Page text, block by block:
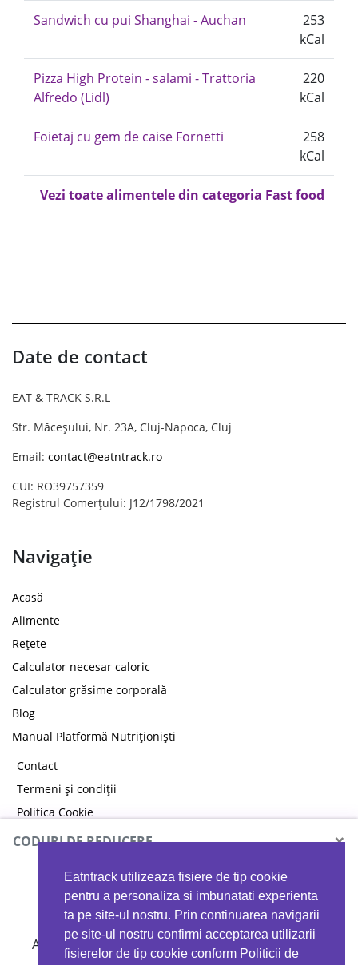
Eatntrack utilizeaza fisiere de tip cookie
pentru a personaliza si imbunatati experienta
ta pe site-ul nostru. Prin continuarea navigarii
pe site-ul nostru confirmi acceptarea utilizarii
fisierelor de tip cookie conform Politicii de
Sandwich cu pui Shanghai - Auchan
253
kCal
Pizza High Protein - salami - Trattoria
Alfredo (Lidl)
220
kCal
Foietaj cu gem de caise Fornetti
258
kCal
Vezi toate alimentele din categoria Fast food
Date de contact
EAT & TRACK S.R.L
Str. Măceșului, Nr. 23A, Cluj-Napoca, Cluj
Email: contact@eatntrack.ro
CUI: RO39757359
Registrul Comerțului: J12/1798/2021
Navigație
Acasă
Alimente
Rețete
Calculator necesar caloric
Calculator grăsime corporală
Blog
Manual Platformă Nutriționiști
Contact
Termeni și condiții
Politica Cookie
Politica de confidențialitate
CODURI DE REDUCERE ×
MYPROTEIN
Ai 40%reducere la orice comandă folosind codul